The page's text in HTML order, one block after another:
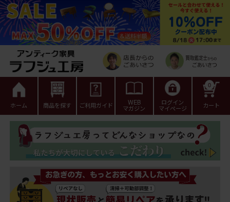
ホーム 商品を探す ご利用ガイド WEB
マガジン
ログイン
マイページ カート
0